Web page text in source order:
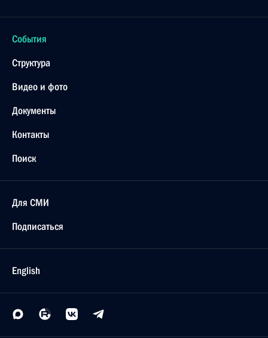
События
Структура
Видео и фото
Документы
Контакты
Поиск
Для СМИ
Подписаться
English